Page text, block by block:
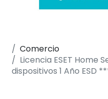
Comercio
Licencia ESET Home
dispositivos 1 Año ESD